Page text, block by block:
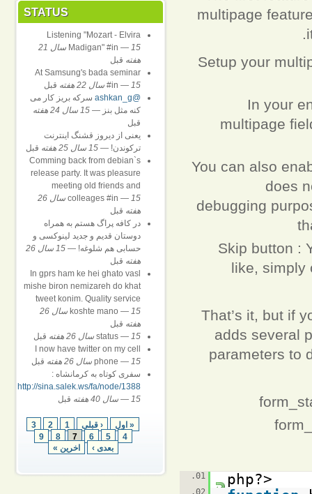
STATUS
Listening "Mozart - Elvira
Madigan" #in —
15 سال 21
هفته قبل
At Samsung's bada seminar
#in — 15 سال 22 هفته
قبل
@ashkan_g
سرکه بریز کار می
کنه مثل بنز — 15 سال 24 هفته
قبل
یعنی از دیروز قشنگ اینترنت
ترکوندن! — 15 سال 25 هفته
قبل
Comming back from debian`s
release party. It was pleasure
meeting old friends and
colleages #in —
15 سال 26
هفته قبل
در کافه پراگ هستم به همراه
دوستان قدیم و جدید لینوکسی و
حسابی هم شلوغه! —
15 سال 26
هفته قبل
In gprs ham ke hei ghato vasl
mishe biron nemizareh do khat
tweet konim. Quality service
koshte mano —
15 سال 26
هفته قبل
status — 15 سال 26 هفته
قبل
I now have twitter on my cell
phone — 15 سال 26 هفته
قبل
سفری کوتاه به کرمانشاه :
http://sina.salek.ws/fa/node/1388
— 15 سال 40 هفته قبل
« اول ‹ قبلی 1
2
3
4
5
6
7
8
9
بعدی ›
اخرین »
multipage
Setup your
In your
multipage
You can also
does
debugging
Skip button :
like, simply
That’s it, but if
adds several
parameters to
01. <?php
02.